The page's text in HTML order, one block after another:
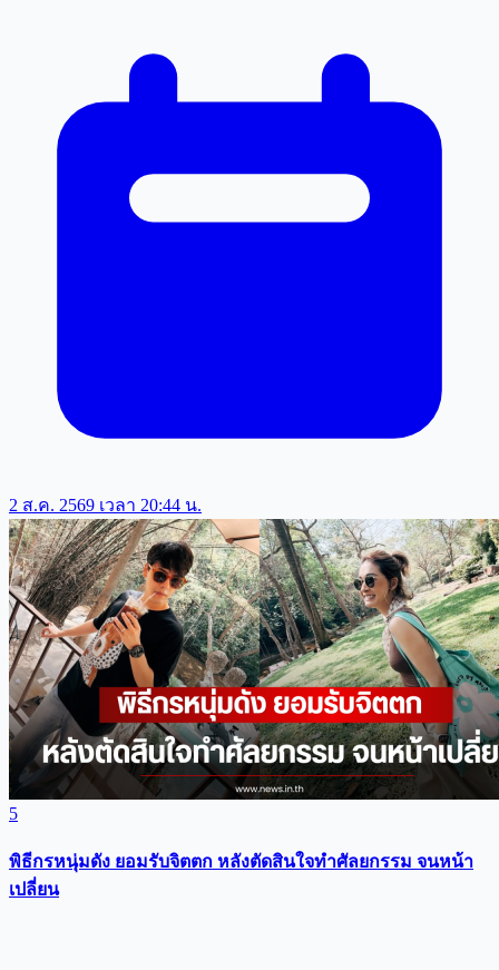
2 ส.ค. 2569 เวลา 20:44 น.
5
พิธีกรหนุ่มดัง ยอมรับจิตตก หลังตัดสินใจทำศัลยกรรม จนหน้า
เปลี่ยน